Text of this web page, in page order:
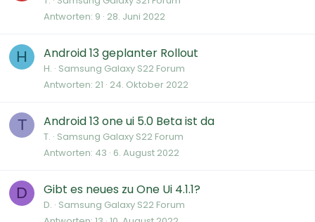
Antworten 9 28. Juni 2022
H Android 13 geplanter Rollout
H. Samsung Galaxy S22 Forum
Antworten 21 24. Oktober 2022
T Android 13 one ui 5.0 Beta ist da
T. Samsung Galaxy S22 Forum
Antworten 43 6. August 2022
D Gibt es neues zu One Ui 4.1.1?
D. Samsung Galaxy S22 Forum